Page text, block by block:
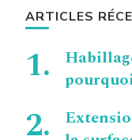
ARTICLES